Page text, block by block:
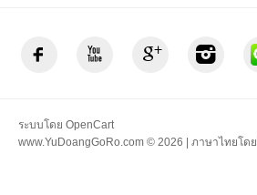
ระบบโดย OpenCart
www.YuDoangGoRo.com © 2026 | ภาษาไทยโดย